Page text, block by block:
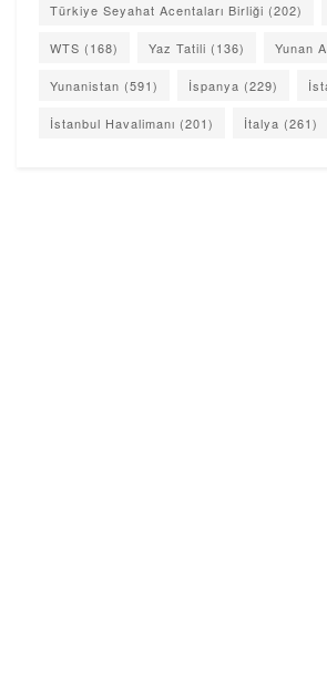
Türkiye Seyahat Acentaları Birliği (202)
WTS (168) Yaz Tatili (136) Yunan
Yunanistan (591) İspanya (229)
İstanbul Havalimanı (201) İtalya (261)